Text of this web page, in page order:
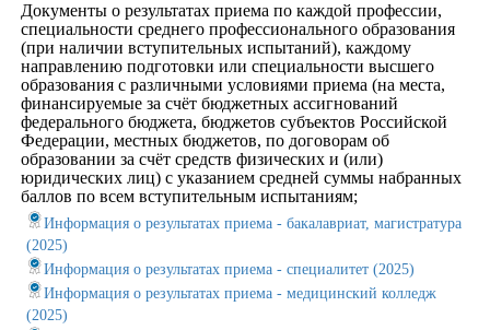
Документы о рeзультатах приема по каждой профессии,
специальности среднего профессионального образования
(при наличии вступительных испытаний), каждому
направлению подготовки или специальности высшего
образования с различными условиями приема (на места,
финансируемые за счёт бюджетных ассигнований
федерального бюджета, бюджетов субъектов Российской
Федерации, местных бюджетов, по договорам об
образовании за счёт средств физических и (или)
юридических лиц) с указанием средней суммы набранных
баллов по всем вступительным испытаниям;
Информация о результатах приема - бакалавриат, магистратура
(2025)
Информация о результатах приема - специалитет (2025)
Информация о результатах приема - медицинский колледж
(2025)